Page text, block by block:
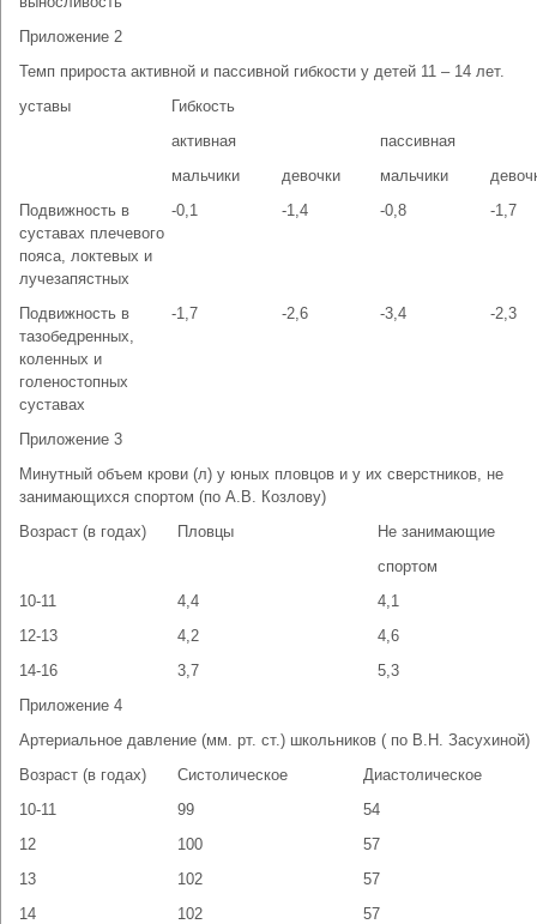
Приложение 2
Темп прироста активной и пассивной гибкости у детей 11 – 14 лет.
уставы
Гибкость
активная
пассивная
мальчики
девочки мальчики
Подвижность в
суставах плечевого
пояса, локтевых и
лучезапястных
-0,1 -1,4 -0,8 -1,7
Подвижность в
тазобедренных,
коленных и
голеностопных
суставах
-1,7 -2,6 -3,4 -2,3
Приложение 3
Минутный объем крови (л) у юных пловцов и у их сверстников, не
занимающихся спортом (по А.В. Козлову)
Возраст (в годах)
Пловцы
Не занимающие
спортом
10-11
4,4
4,1
12-13
4,2
4,6
14-16
3,7
5,3
Приложение 4
Артериальное давление (мм. рт. ст.) школьников ( по В.Н. Засухиной)
Возраст (в годах)
Систолическое
Диастолическое
10-11
99
54
12
100
57
13
102
57
14
102
57